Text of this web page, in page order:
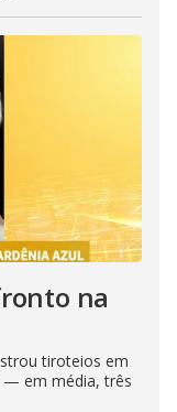
na
tiroteios em
— em média, três